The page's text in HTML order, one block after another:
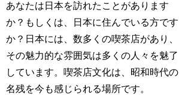
あなたは日本を訪れたことがあります
か？もしくは、日本に住んでいる方です
か？日本には、数多くの喫茶店があり、
その魅力的な雰囲気は多くの人々を魅了
しています。喫茶店文化は、昭和時代の
名残を今も感じられる場所です。